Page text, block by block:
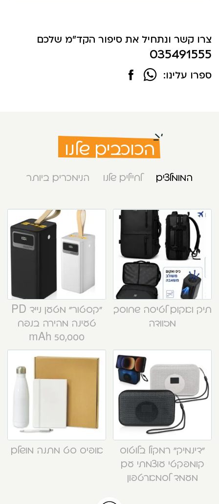
צרו קשר ונתחיל את סיפור הקד"מ שלכם
035491555
ספרו עלינו:
הכוכבים שלנו
המומלצים לחיילים שלנו הנימכרים ביותר
תיק ואקום לטיסה שחוסך
מזוודה
“קסטור” מטען נייד PD
טעינה מהירה בנפח
50,000 mAh
“דינמיק” רמקול בלוטוס
קומפקטי עוצמתי עם
מעמד לסמארטפון
אופיס סט מתנה מושלם